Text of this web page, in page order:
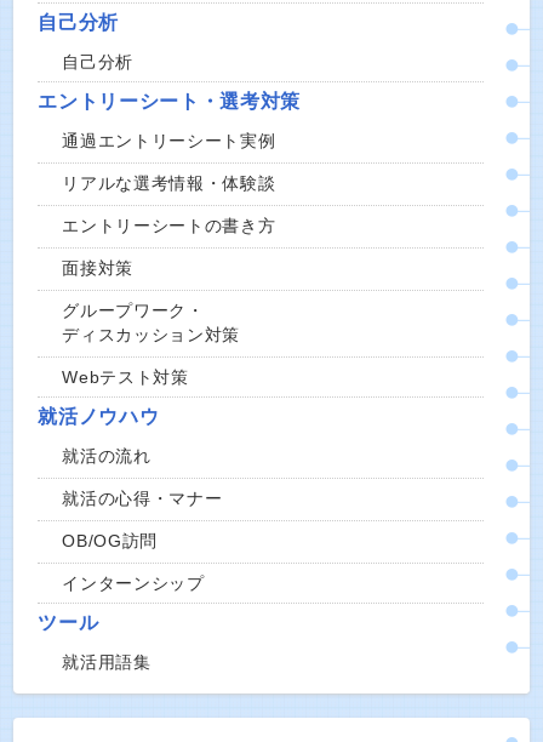
自己分析
自己分析
エントリーシート・選考対策
通過エントリーシート実例
リアルな選考情報・体験談
エントリーシートの書き方
面接対策
グループワーク・
ディスカッション対策
Webテスト対策
就活ノウハウ
就活の流れ
就活の心得・マナー
OB/OG訪問
インターンシップ
ツール
就活用語集